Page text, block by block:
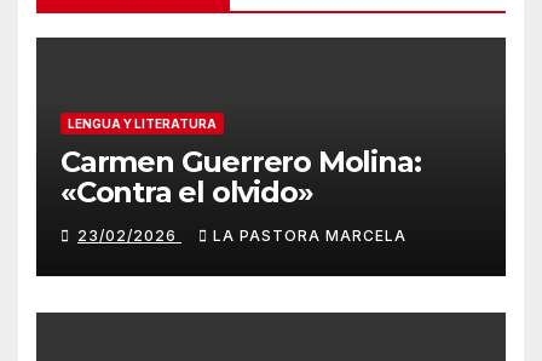
LENGUA Y LITERATURA
Carmen Guerrero Molina:
«Contra el olvido»
23/02/2026 LA PASTORA MARCELA